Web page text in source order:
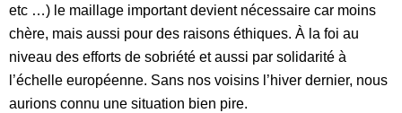
etc …) le maillage important devient nécessaire car moins
chère, mais aussi pour des raisons éthiques. À la foi au
niveau des efforts de sobriété et aussi par solidarité à
l’échelle européenne. Sans nos voisins l’hiver dernier, nous
aurions connu une situation bien pire.